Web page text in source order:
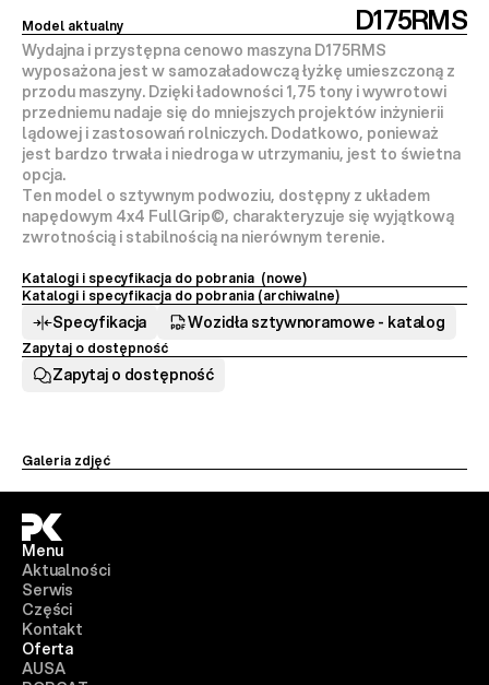
D175RMS
Model aktualny
Wydajna i przystępna cenowo maszyna D175RMS
wyposażona jest w samozaładowczą łyżkę umieszczoną z
przodu maszyny. Dzięki ładowności 1,75 tony i wywrotowi
przedniemu nadaje się do mniejszych projektów inżynierii
lądowej i zastosowań rolniczych. Dodatkowo, ponieważ
jest bardzo trwała i niedroga w utrzymaniu, jest to świetna
opcja.
Ten model o sztywnym podwoziu, dostępny z układem
napędowym 4x4 FullGrip©, charakteryzuje się wyjątkową
zwrotnością i stabilnością na nierównym terenie.
Katalogi i specyfikacja do pobrania  (nowe)
Katalogi i specyfikacja do pobrania (archiwalne)
Specyfikacja Wozidła sztywnoramowe - katalog
Zapytaj o dostępność
Zapytaj o dostępność
Galeria zdjęć
Menu
Aktualności
Serwis
Części
Kontakt
Oferta
AUSA